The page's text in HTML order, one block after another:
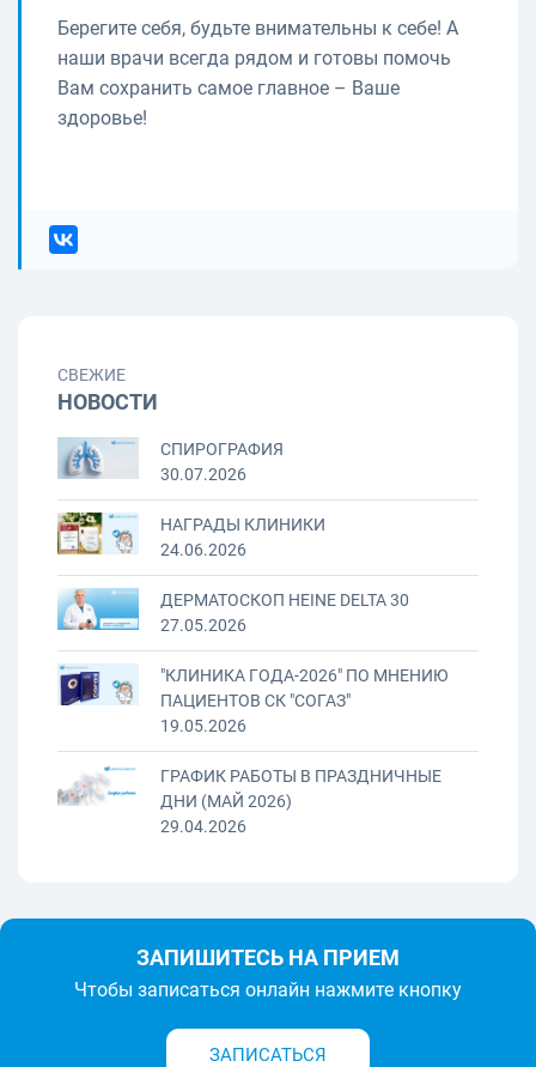
Берегите себя, будьте внимательны к себе! А
наши врачи всегда рядом и готовы помочь
Вам сохранить самое главное – Ваше
здоровье!
СВЕЖИЕ
НОВОСТИ
СПИРОГРАФИЯ
30.07.2026
НАГРАДЫ КЛИНИКИ
24.06.2026
ДЕРМАТОСКОП HEINE DELTA 30
27.05.2026
"КЛИНИКА ГОДА-2026" ПО МНЕНИЮ
ПАЦИЕНТОВ СК "СОГАЗ"
19.05.2026
ГРАФИК РАБОТЫ В ПРАЗДНИЧНЫЕ
ДНИ (МАЙ 2026)
29.04.2026
ЗАПИШИТЕСЬ НА ПРИЕМ
Чтобы записаться онлайн нажмите кнопку
ЗАПИСАТЬСЯ